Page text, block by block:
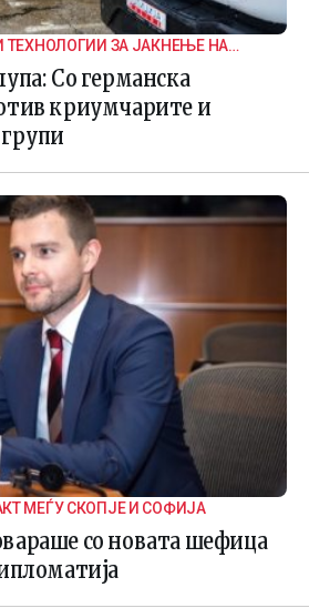
ТЕХНОЛОГИИ ЗА ЈАКНЕЊЕ НА
Со германска
криумчарите и
МЕЃУ СКОПЈЕ И СОФИЈА
со новата шефица